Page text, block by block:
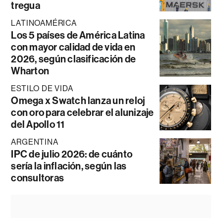
tregua
LATINOAMÉRICA
Los 5 países de América Latina
con mayor calidad de vida en
2026, según clasificación de
Wharton
ESTILO DE VIDA
Omega x Swatch lanza un reloj
con oro para celebrar el alunizaje
del Apollo 11
ARGENTINA
IPC de julio 2026: de cuánto
sería la inflación, según las
consultoras